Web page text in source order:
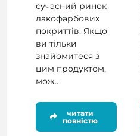
сучасний ринок
лакофарбових
покриттів. Якщо
ви тільки
знайомитеся з
цим продуктом,
мож..
читати
повністю